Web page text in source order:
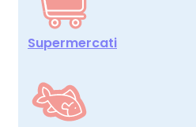
Supermercati